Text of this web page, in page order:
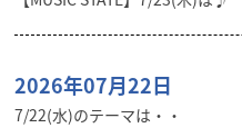
2026年07月22日
7/22(水)のテーマは・・